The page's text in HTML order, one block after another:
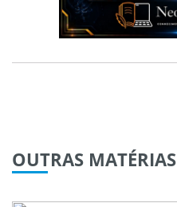
OUTRAS MATÉRIAS